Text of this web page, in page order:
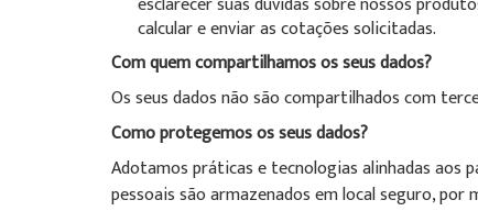
calcular e enviar as cotações solicitadas.
Com quem compartilhamos os seus dados?
Os seus dados não são compartilhados com
Como protegemos os seus dados?
Adotamos práticas e tecnologias alinhadas aos
pessoais são armazenados em local seguro, por